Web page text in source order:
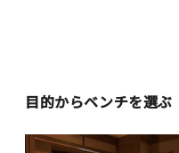
目的からベンチを選ぶ